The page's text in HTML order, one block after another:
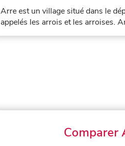
Arre est un village situé dans le
appelés les arrois et les arroises.
Comparer